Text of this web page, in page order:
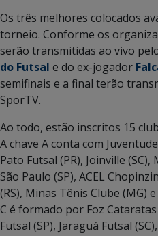
Os três melhores colocados
torneio. Conforme os
serão transmitidas ao vivo
do Futsal e do ex-jogador
semifinais e a final terão
SporTV.
Ao todo, estão inscritos 15
A chave A conta com
Pato Futsal (PR), Joinville
São Paulo (SP), ACEL
(RS), Minas Tênis Clube (MG)
C é formado por Foz
Futsal (SP), Jaraguá Futsal